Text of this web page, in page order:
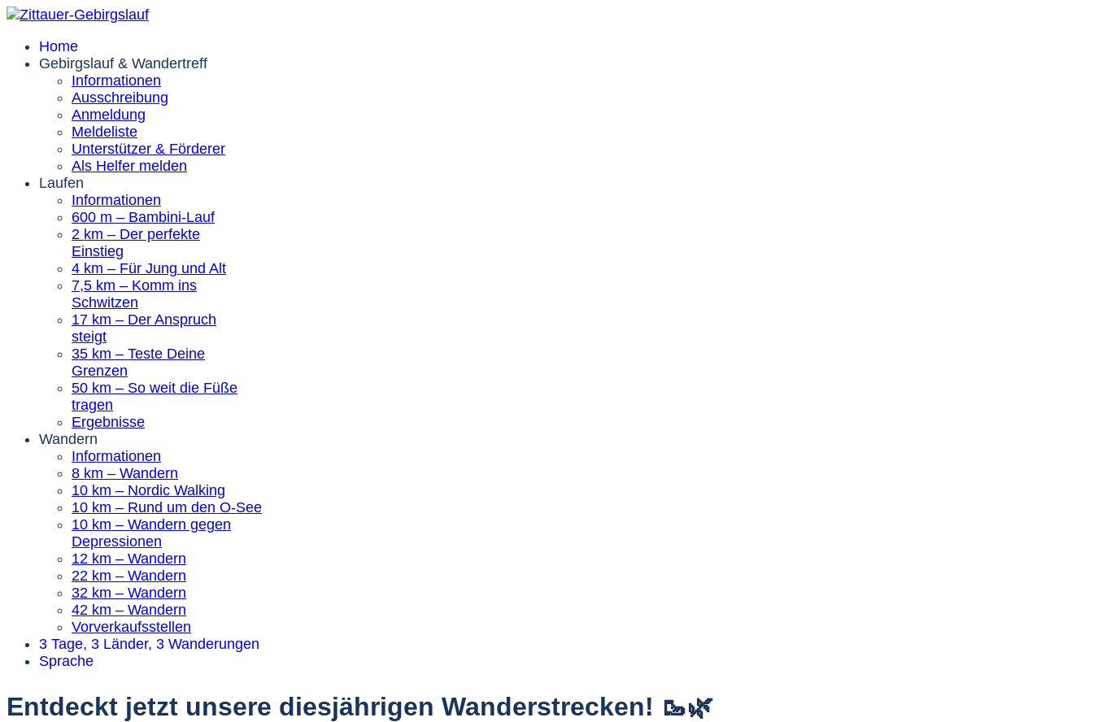
Home
Gebirgslauf & Wandertreff
Informationen
Ausschreibung
Anmeldung
Meldeliste
Unterstützer & Förderer
Als Helfer melden
Laufen
Informationen
600 m – Bambini-Lauf
2 km – Der perfekte
Einstieg
4 km – Für Jung und Alt
7,5 km – Komm ins
Schwitzen
17 km – Der Anspruch
steigt
35 km – Teste Deine
Grenzen
50 km – So weit die Füße
tragen
Ergebnisse
Wandern
Informationen
8 km – Wandern
10 km – Nordic Walking
10 km – Rund um den O-See
10 km – Wandern gegen
Depressionen
12 km – Wandern
22 km – Wandern
32 km – Wandern
42 km – Wandern
Vorverkaufsstellen
3 Tage, 3 Länder, 3 Wanderungen
Sprache
Entdeckt jetzt unsere diesjährigen Wanderstrecken! 🥾🌿